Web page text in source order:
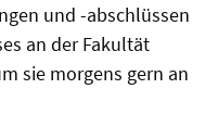
und -abschlüssen
an der Fakultät
sie morgens gern an